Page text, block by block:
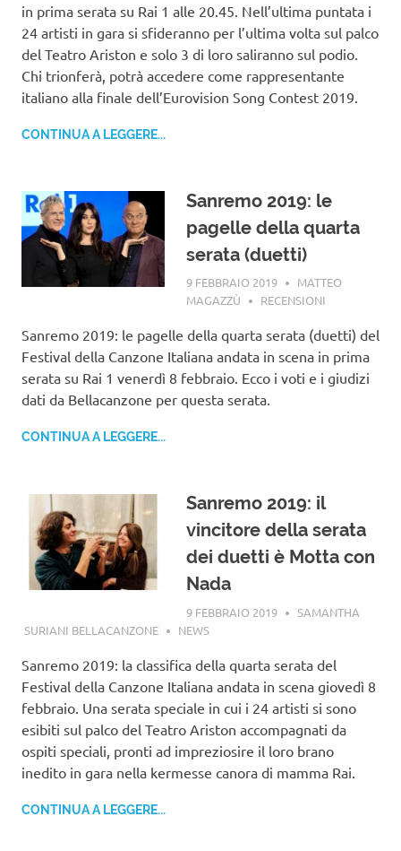
in prima serata su Rai 1 alle 20.45. Nell’ultima puntata i
24 artisti in gara si sfideranno per l’ultima volta sul palco
del Teatro Ariston e solo 3 di loro saliranno sul podio.
Chi trionferà, potrà accedere come rappresentante
italiano alla finale dell’Eurovision Song Contest 2019.
CONTINUA A LEGGERE...
Sanremo 2019: le
pagelle della quarta
serata (duetti)
9 FEBBRAIO 2019
MATTEO
MAGAZZÙ
RECENSIONI
Sanremo 2019: le pagelle della quarta serata (duetti) del
Festival della Canzone Italiana andata in scena in prima
serata su Rai 1 venerdì 8 febbraio. Ecco i voti e i giudizi
dati da Bellacanzone per questa serata.
CONTINUA A LEGGERE...
Sanremo 2019: il
vincitore della serata
dei duetti è Motta con
Nada
9 FEBBRAIO 2019
SAMANTHA
SURIANI BELLACANZONE
NEWS
Sanremo 2019: la classifica della quarta serata del
Festival della Canzone Italiana andata in scena giovedì 8
febbraio. Una serata speciale in cui i 24 artisti si sono
esibiti sul palco del Teatro Ariston accompagnati da
ospiti speciali, pronti ad impreziosire il loro brano
inedito in gara nella kermesse canora di mamma Rai.
CONTINUA A LEGGERE...